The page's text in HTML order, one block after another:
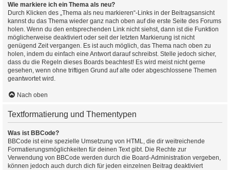
Wie markiere ich ein Thema als neu?
Durch Klicken des „Thema als neu markieren“-Links in der Beitragsansicht
kannst du das Thema wieder ganz nach oben auf die erste Seite des Forums
holen. Wenn du den entsprechenden Link nicht siehst, dann ist die Funktion
möglicherweise deaktiviert oder seit der letzten Markierung ist nicht
genügend Zeit vergangen. Es ist auch möglich, das Thema nach oben zu
holen, indem du einfach eine Antwort darauf schreibst. Stelle jedoch sicher,
dass du die Regeln dieses Boards beachtest! Es wird meist nicht gerne
gesehen, wenn ohne triftigen Grund auf alte oder abgeschlossene Themen
geantwortet wird.
Nach oben
Textformatierung und Thementypen
Was ist BBCode?
BBCode ist eine spezielle Umsetzung von HTML, die dir weitreichende
Formatierungsmöglichkeiten für deinen Text gibt. Die Rechte zur
Verwendung von BBCode werden durch die Board-Administration vergeben,
können jedoch auch durch dich für jeden einzelnen Beitrag deaktiviert